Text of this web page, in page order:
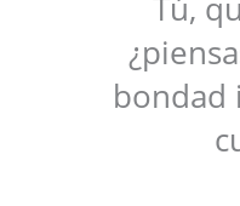
bondad